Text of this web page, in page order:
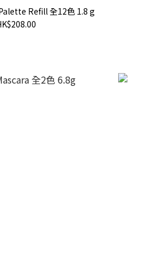
Refill 全12色 1.8 g